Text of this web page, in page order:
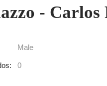
- Carlos
Male
0